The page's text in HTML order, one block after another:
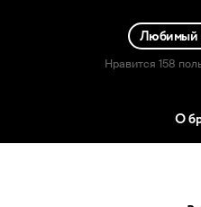
Любимый
Нравится 158
О